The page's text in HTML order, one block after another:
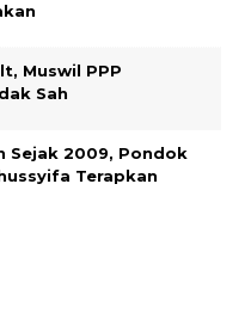
Muswil PPP
Sah
Sejak 2009, Pondok
Terapkan